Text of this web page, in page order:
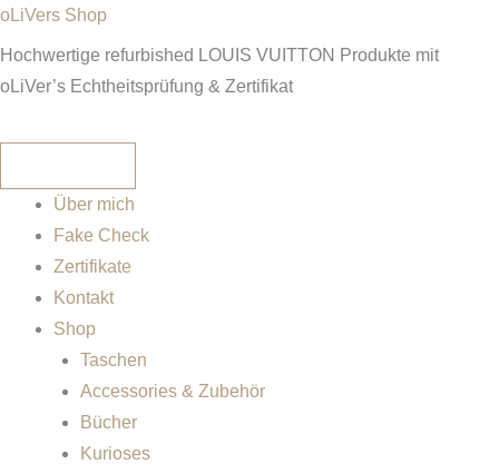
Zum
Inhalt
springen
oLiVers Shop
Hochwertige refurbished LOUIS VUITTON Produkte mit
oLiVer’s Echtheitsprüfung & Zertifikat
Über mich
Fake Check
Zertifikate
Kontakt
Shop
Taschen
Accessories & Zubehör
Bücher
Kurioses
LOUIS
Pochette
Inside
der
BB
fuchsia
unbenutzt